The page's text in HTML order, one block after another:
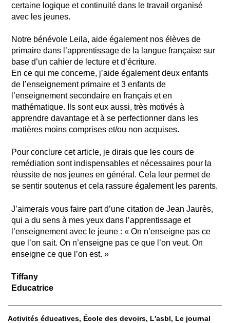
certaine logique et continuité dans le travail organisé
avec les jeunes.
Notre bénévole Leila, aide également nos élèves de
primaire dans l’apprentissage de la langue française sur
base d’un cahier de lecture et d’écriture.
En ce qui me concerne, j’aide également deux enfants
de l’enseignement primaire et 3 enfants de
l’enseignement secondaire en français et en
mathématique. Ils sont eux aussi, très motivés à
apprendre davantage et à se perfectionner dans les
matières moins comprises et/ou non acquises.
Pour conclure cet article, je dirais que les cours de
remédiation sont indispensables et nécessaires pour la
réussite de nos jeunes en général. Cela leur permet de
se sentir soutenus et cela rassure également les parents.
J’aimerais vous faire part d’une citation de Jean Jaurès,
qui a du sens à mes yeux dans l’apprentissage et
l’enseignement avec le jeune : « On n’enseigne pas ce
que l’on sait. On n’enseigne pas ce que l’on veut. On
enseigne ce que l’on est. »
Tiffany
Educatrice
Activités éducatives École des devoirs L'asbl Le journal